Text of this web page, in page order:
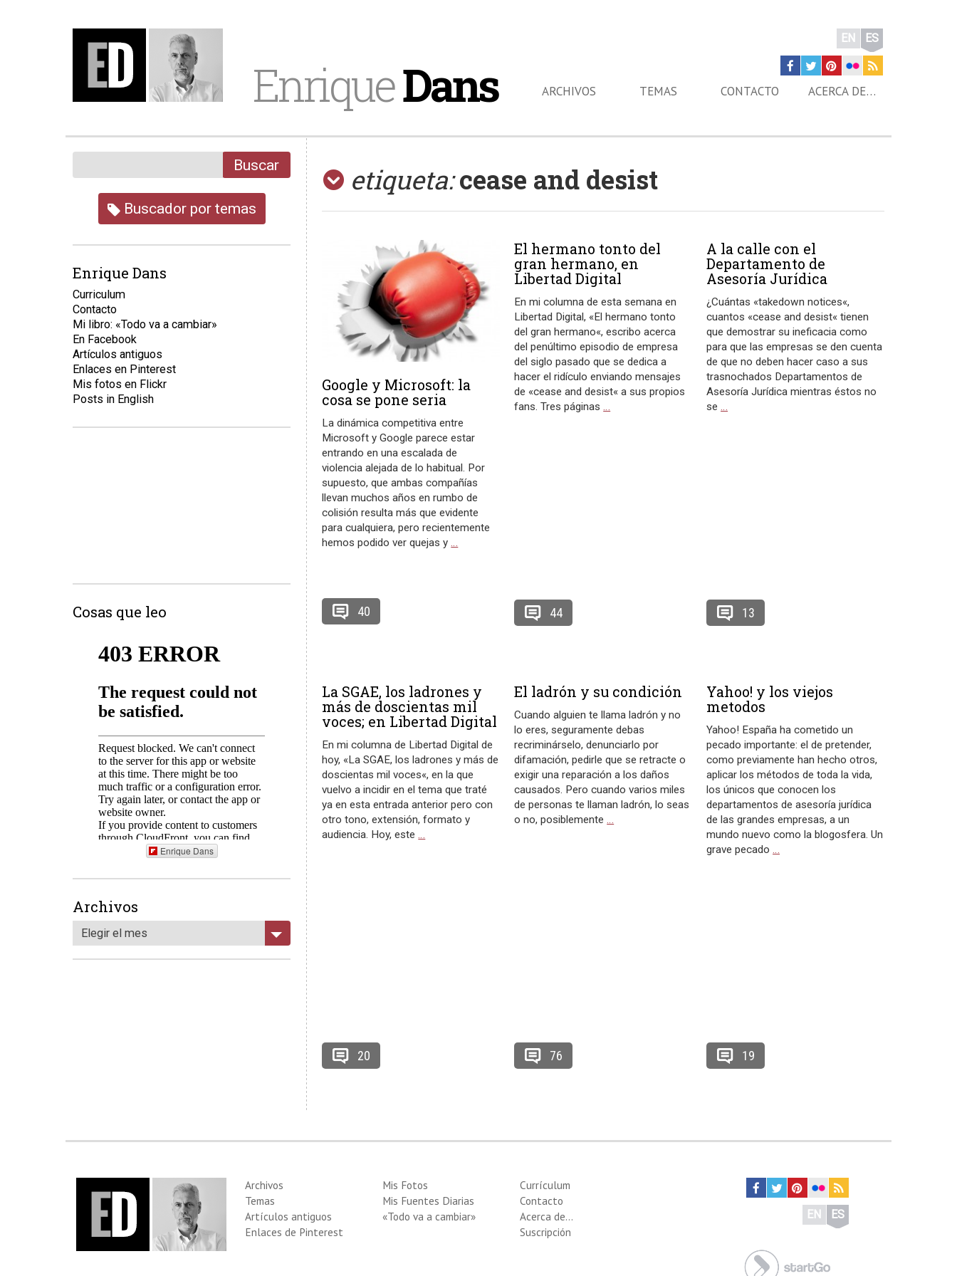
EnriqueDans
EN ES
ARCHIVOS TEMAS CONTACTO ACERCA DE…
etiqueta: cease and desist
Google y Microsoft: la
cosa se pone seria
La dinámica competitiva entre
Microsoft y Google parece estar
entrando en una escalada de
violencia alejada de lo habitual. Por
supuesto, que ambas compañías
llevan muchos años en rumbo de
colisión resulta más que evidente
para cualquiera, pero recientemente
hemos podido ver quejas y…
40
El hermano tonto del
gran hermano, en
Libertad Digital
En mi columna de esta semana en
Libertad Digital, «El hermano tonto
del gran hermano«, escribo acerca
del penúltimo episodio de empresa
del siglo pasado que se dedica a
hacer el ridículo enviando mensajes
de «cease and desist« a sus propios
fans. Tres páginas…
44
A la calle con el
Departamento de
Asesoría Jurídica
¿Cuántas «takedown notices«,
cuantos «cease and desist« tienen
que demostrar su ineficacia como
para que las empresas se den cuenta
de que no deben hacer caso a sus
trasnochados Departamentos de
Asesoría Jurídica mientras éstos no
se…
13
La SGAE, los ladrones y
más de doscientas mil
voces; en Libertad Digital
En mi columna de Libertad Digital de
hoy, «La SGAE, los ladrones y más de
doscientas mil voces«, en la que
vuelvo a incidir en el tema que traté
ya en esta entrada anterior pero con
otro tono, extensión, formato y
audiencia. Hoy, este…
20
El ladrón y su condición
Cuando alguien te llama ladrón y no
lo eres, seguramente debas
recriminárselo, denunciarlo por
difamación, pedirle que se retracte o
exigir una reparación a los daños
causados. Pero cuando varios miles
de personas te llaman ladrón, lo seas
o no, posiblemente…
76
Yahoo! y los viejos
metodos
Yahoo! España ha cometido un
pecado importante: el de pretender,
como previamente han hecho otros,
aplicar los métodos de toda la vida,
los únicos que conocen los
departamentos de asesoría jurídica
de las grandes empresas, a un
mundo nuevo como la blogosfera. Un
grave pecado…
19
Buscar
Buscador por temas
Enrique Dans
Curriculum
Contacto
Mi libro: «Todo va a cambiar»
En Facebook
Artículos antiguos
Enlaces en Pinterest
Mis fotos en Flickr
Posts in English
Cosas que leo
Enrique Dans
Archivos
Elegir el mes
Archivos
Temas
Artículos antiguos
Enlaces de Pinterest
Mis Fotos
Mis Fuentes Diarias
«Todo va a cambiar»
Currículum
Contacto
Acerca de…
Suscripción
EN ES